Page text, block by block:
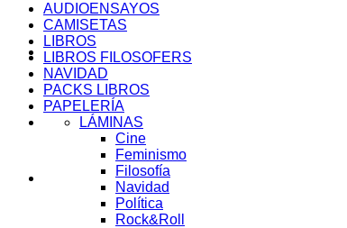
SOBRE MI
AUDIOENSAYOS
AUDIOENSAYOS
CAMISETAS
LIBROS
LIBROS FILOSOFERS
NAVIDAD
PACKS LIBROS
PAPELERÍA
LÁMINAS
Cine
Feminismo
Filosofía
Navidad
Política
Rock&Roll